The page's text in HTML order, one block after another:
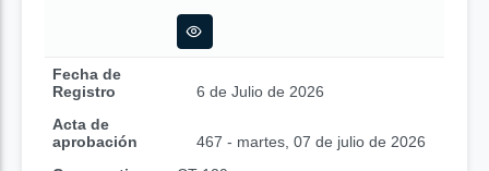
Fecha de
Registro
6 de Julio de 2026
Acta de
aprobación
467 - martes, 07 de julio de 2026